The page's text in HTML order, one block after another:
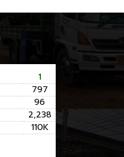
1
797
96
2,238
110K